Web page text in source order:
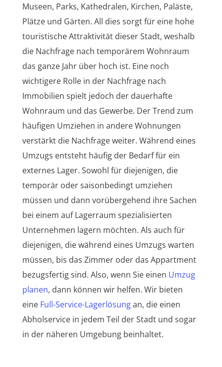
Museen, Parks, Kathedralen, Kirchen, Paläste,
Plätze und Gärten. All dies sorgt für eine hohe
touristische Attraktivität dieser Stadt, weshalb
die Nachfrage nach temporärem Wohnraum
das ganze Jahr über hoch ist. Eine noch
wichtigere Rolle in der Nachfrage nach
Immobilien spielt jedoch der dauerhafte
Wohnraum und das Gewerbe. Der Trend zum
häufigen Umziehen in andere Wohnungen
verstärkt die Nachfrage weiter. Während eines
Umzugs entsteht häufig der Bedarf für ein
externes Lager. Sowohl für diejenigen, die
temporär oder saisonbedingt umziehen
müssen und dann vorübergehend ihre Sachen
bei einem auf Lagerraum spezialisierten
Unternehmen lagern möchten. Als auch für
diejenigen, die während eines Umzugs warten
müssen, bis das Zimmer oder das Appartment
bezugsfertig sind. Also, wenn Sie einen Umzug
planen, dann können wir helfen. Wir bieten
eine Full-Service-Lagerlösungan, die einen
Abholservice in jedem Teil der Stadt und sogar
in der näheren Umgebung beinhaltet.